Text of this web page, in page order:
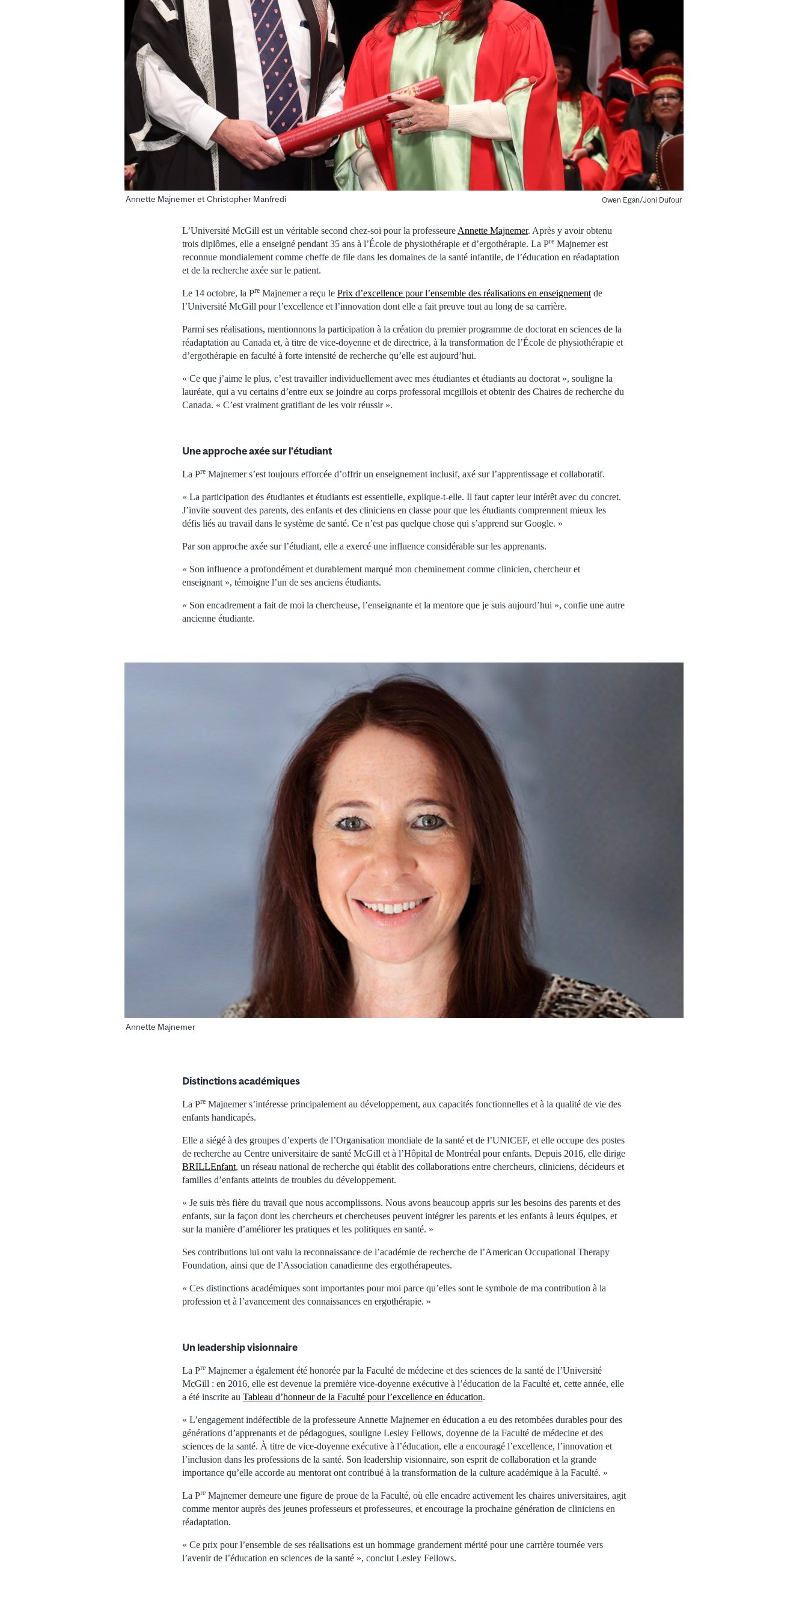
Annette Majnemer et Christopher Manfredi Owen Egan/Joni Dufour
L’Université McGill est un véritable second chez-soi pour la professeureAnnette Majnemer. Après y avoir obtenu
trois diplômes, elle a enseigné pendant 35 ans à l’École de physiothérapie et d’ergothérapie. La Pre Majnemer est
reconnue mondialement comme cheffe de file dans les domaines de la santé infantile, de l’éducation en réadaptation
et de la recherche axée sur le patient.
Le 14 octobre, la Pre Majnemer a reçu le Prix d’excellence pour l’ensemble des réalisations en enseignementde
l’Université McGill pour l’excellence et l’innovation dont elle a fait preuve tout au long de sa carrière.
Parmi ses réalisations, mentionnons la participation à la création du premier programme de doctorat en sciences de la
réadaptation au Canada et, à titre de vice-doyenne et de directrice, à la transformation de l’École de physiothérapie et
d’ergothérapie en faculté à forte intensité de recherche qu’elle est aujourd’hui.
« Ce que j’aime le plus, c’est travailler individuellement avec mes étudiantes et étudiants au doctorat », souligne la
lauréate, qui a vu certains d’entre eux se joindre au corps professoral mcgillois et obtenir des Chaires de recherche du
Canada. « C’est vraiment gratifiant de les voir réussir ».
Une approche axée sur l’étudiant
La Pre Majnemer s’est toujours efforcée d’offrir un enseignement inclusif, axé sur l’apprentissage et collaboratif.
« La participation des étudiantes et étudiants est essentielle, explique-t-elle. Il faut capter leur intérêt avec du concret.
J’invite souvent des parents, des enfants et des cliniciens en classe pour que les étudiants comprennent mieux les
défis liés au travail dans le système de santé. Ce n’est pas quelque chose qui s’apprend sur Google. »
Par son approche axée sur l’étudiant, elle a exercé une influence considérable sur les apprenants.
« Son influence a profondément et durablement marqué mon cheminement comme clinicien, chercheur et
enseignant », témoigne l’un de ses anciens étudiants.
« Son encadrement a fait de moi la chercheuse, l’enseignante et la mentore que je suis aujourd’hui », confie une autre
ancienne étudiante.
Annette Majnemer
Distinctionsacadémiques
La Pre Majnemer s’intéresse principalement au développement, aux capacités fonctionnelles et à la qualité de vie des
enfants handicapés.
Elle a siégé à des groupes d’experts de l’Organisation mondiale de la santé et de l’UNICEF, et elle occupe des postes
de recherche au Centre universitaire de santé McGill et à l’Hôpital de Montréal pour enfants. Depuis 2016, elle dirige
BRILLEnfant, un réseau national de recherche qui établit des collaborations entre chercheurs, cliniciens, décideurs et
familles d’enfants atteints de troubles du développement.
« Je suis très fière du travail que nous accomplissons. Nous avons beaucoup appris sur les besoins des parents et des
enfants, sur la façon dont les chercheurs et chercheuses peuvent intégrer les parents et les enfants à leurs équipes, et
sur la manière d’améliorer les pratiques et les politiques en santé. »
Ses contributions lui ont valu la reconnaissance de l’académie de recherche de l’American Occupational Therapy
Foundation, ainsi que de l’Association canadienne des ergothérapeutes.
« Ces distinctions académiques sont importantes pour moi parce qu’elles sont le symbole de ma contribution à la
profession et à l’avancement des connaissances en ergothérapie. »
Un leadership visionnaire
La Pre Majnemer a également été honorée par la Faculté de médecine et des sciences de la santé de l’Université
McGill : en 2016, elle est devenue la première vice-doyenne exécutive à l’éducation de la Faculté et, cette année, elle
a été inscrite au Tableau d’honneur de la Faculté pour l’excellence en éducation.
« L’engagement indéfectible de la professeure Annette Majnemer en éducation a eu des retombées durables pour des
générations d’apprenants et de pédagogues, souligne Lesley Fellows, doyenne de la Faculté de médecine et des
sciences de la santé. À titre de vice-doyenne exécutive à l’éducation, elle a encouragé l’excellence, l’innovation et
l’inclusion dans les professions de la santé. Son leadership visionnaire, son esprit de collaboration et la grande
importance qu’elle accorde au mentorat ont contribué à la transformation de la culture académique à la Faculté. »
La Pre Majnemer demeure une figure de proue de la Faculté, où elle encadre activement les chaires universitaires, agit
comme mentor auprès des jeunes professeurs et professeures, et encourage la prochaine génération de cliniciens en
réadaptation.
« Ce prix pour l’ensemble de ses réalisations est un hommage grandement mérité pour une carrière tournée vers
l’avenir de l’éducation en sciences de la santé », conclut Lesley Fellows.